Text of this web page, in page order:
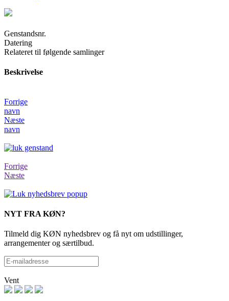
Genstandsnr.
Datering
Relateret til følgende samlinger
Beskrivelse
Forrige
navn
Næste
navn
Forrige
Næste
NYT FRA KØN?
Tilmeld dig KØN nyhedsbrev og få nyt om udstillinger,
arrangementer og særtilbud.
Vent